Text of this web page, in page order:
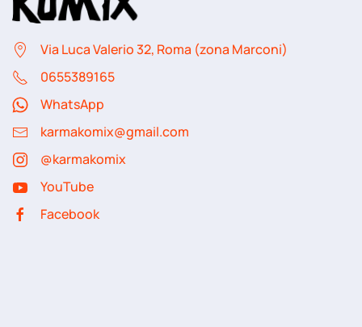
Via Luca Valerio 32, Roma (zona Marconi)
0655389165
WhatsApp
karmakomix@gmail.com
@karmakomix
YouTube
Facebook